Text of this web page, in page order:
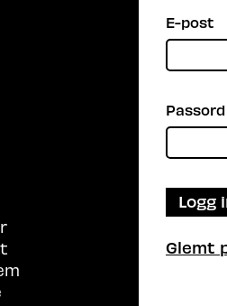
E-post
Passord
Logg
Glemt